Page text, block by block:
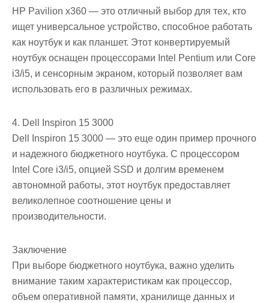
HP Pavilion x360 — это отличный выбор для тех, кто
ищет универсальное устройство, способное работать
как ноутбук и как планшет. Этот конвертируемый
ноутбук оснащен процессорами Intel Pentium или Core
i3/i5, и сенсорным экраном, который позволяет вам
использовать его в различных режимах.
4. Dell Inspiron 15 3000
Dell Inspiron 15 3000 — это еще один пример прочного
и надежного бюджетного ноутбука. С процессором
Intel Core i3/i5, опцией SSD и долгим временем
автономной работы, этот ноутбук предоставляет
великолепное соотношение цены и
производительности.
Заключение
При выборе бюджетного ноутбука, важно уделить
внимание таким характеристикам как процессор,
объем оперативной памяти, хранилище данных и